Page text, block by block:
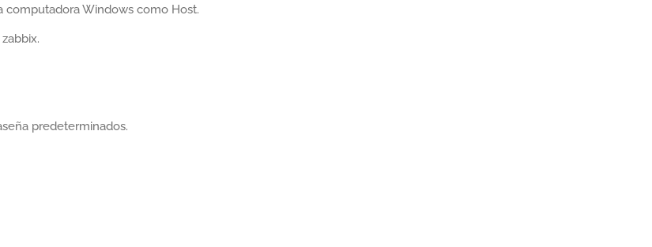
computadora Windows como Host.
predeterminados.